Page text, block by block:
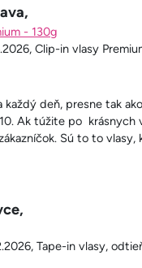
- 130g
Clip-in vlasy
každý deň, presne tak
Ak túžite po krásnych
Sú to to vlasy,
Tape-in vlasy,